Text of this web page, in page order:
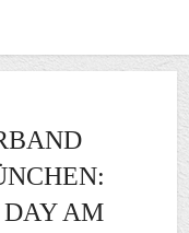
DAY AM